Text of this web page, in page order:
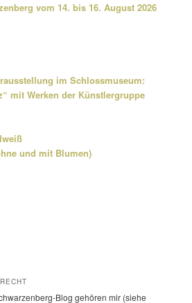
vom 14. bis 16. August 2026
im Schlossmuseum:
mit Werken der Künstlergruppe
und mit Blumen)
Blog gehören mir (siehe